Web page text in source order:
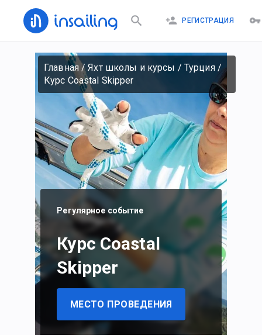
РЕГИСТРАЦИЯ
Главная /Яхт школы и курсы / Турция/
Курс Coastal Skipper
Регулярное событие
Курс Coastal
Skipper
МЕСТО ПРОВЕДЕНИЯ